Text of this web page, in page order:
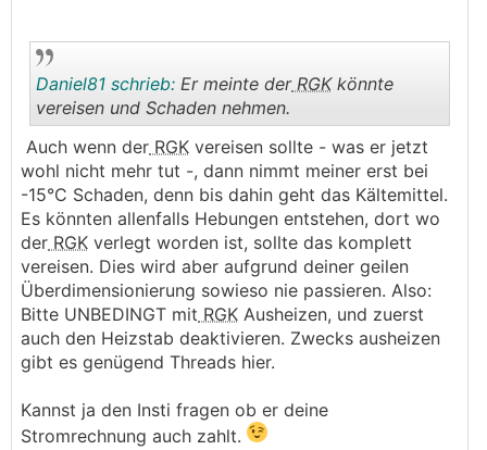
..
Daniel81 schrieb: Er meinte derRGKkönnte
vereisen und Schaden nehmen.
Auch wenn der RGK vereisen sollte - was er jetzt
wohl nicht mehr tut -, dann nimmt meiner erst bei
-15°C Schaden, denn bis dahin geht das Kältemittel.
Es könnten allenfalls Hebungen entstehen, dort wo
der RGK verlegt worden ist, sollte das komplett
vereisen. Dies wird aber aufgrund deiner geilen
Überdimensionierung sowieso nie passieren. Also:
Bitte UNBEDINGT mit RGK Ausheizen, und zuerst
auch den Heizstab deaktivieren. Zwecks ausheizen
gibt es genügend Threads hier.
Kannst ja den Insti fragen ob er deine
Stromrechnung auch zahlt.